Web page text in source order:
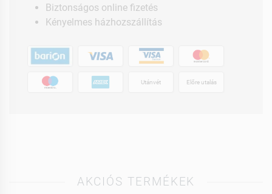
Biztonságos online fizetés
Kényelmes házhozszállítás
Utánvét Előre utalás
AKCIÓS TERMÉKEK